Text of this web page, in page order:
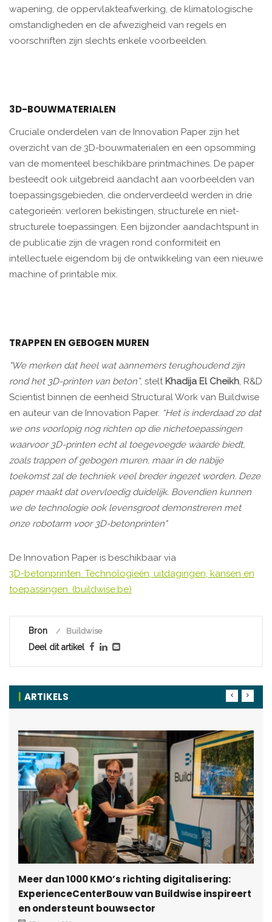
wapening, de oppervlakteafwerking, de klimatologische
omstandigheden en de afwezigheid van regels en
voorschriften zijn slechts enkele voorbeelden.
3D-BOUWMATERIALEN
Cruciale onderdelen van de Innovation Paper zijn het
overzicht van de 3D-bouwmaterialen en een opsomming
van de momenteel beschikbare printmachines. De paper
besteedt ook uitgebreid aandacht aan voorbeelden van
toepassingsgebieden, die onderverdeeld werden in drie
categorieën: verloren bekistingen, structurele en niet-
structurele toepassingen. Een bijzonder aandachtspunt in
de publicatie zijn de vragen rond conformiteit en
intellectuele eigendom bij de ontwikkeling van een nieuwe
machine of printable mix.
TRAPPEN EN GEBOGEN MUREN
"We merken dat heel wat aannemers terughoudend zijn
rond het 3D-printen van beton”, stelt Khadija El Cheikh, R&D
Scientist binnen de eenheid Structural Work van Buildwise
en auteur van de Innovation Paper. “Het is inderdaad zo dat
we ons voorlopig nog richten op die nichetoepassingen
waarvoor 3D-printen echt al toegevoegde waarde biedt,
zoals trappen of gebogen muren, maar in de nabije
toekomst zal de techniek veel breder ingezet worden. Deze
paper maakt dat overvloedig duidelijk. Bovendien kunnen
we de technologie ook levensgroot demonstreren met
onze robotarm voor 3D-betonprinten"
De Innovation Paper is beschikbaar via
3D-betonprinten. Technologieën, uitdagingen, kansen en
toepassingen. (buildwise.be)
Bron Buildwise
Deel dit artikel
ARTIKELS
Meer dan 1000 KMO’s richting digitalisering:
ExperienceCenterBouw van Buildwise inspireert
en ondersteunt bouwsector